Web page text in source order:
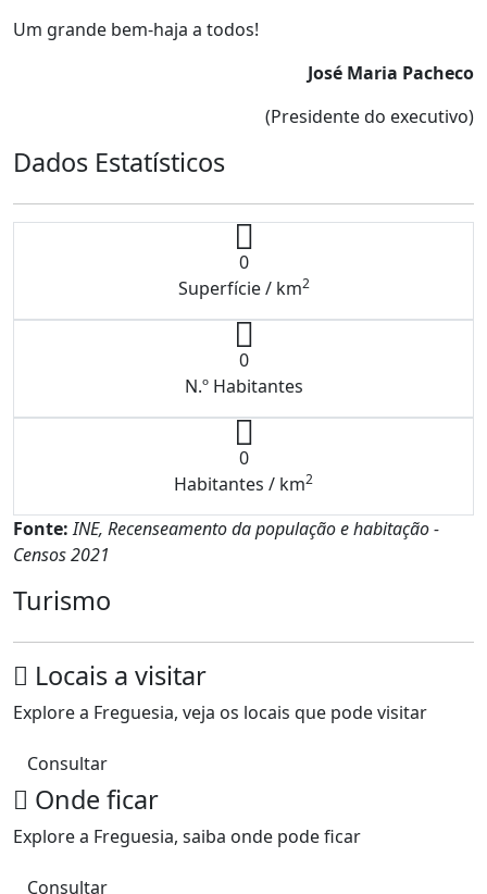
Um grande bem-haja a todos!
José Maria Pacheco
(Presidente do executivo)
Dados Estatísticos
0
Superfície / km2
0
N.º Habitantes
0
Habitantes / km2
Fonte:INE, Recenseamento da população e habitação -
Censos 2021
Turismo
Locais a visitar
Explore a Freguesia, veja os locais que pode visitar
Consultar
Onde ficar
Explore a Freguesia, saiba onde pode ficar
Consultar